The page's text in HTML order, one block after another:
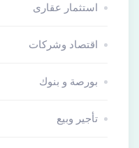
استثمار عقارى
اقتصاد وشركات
بورصة و بنوك
تأجير وبيع